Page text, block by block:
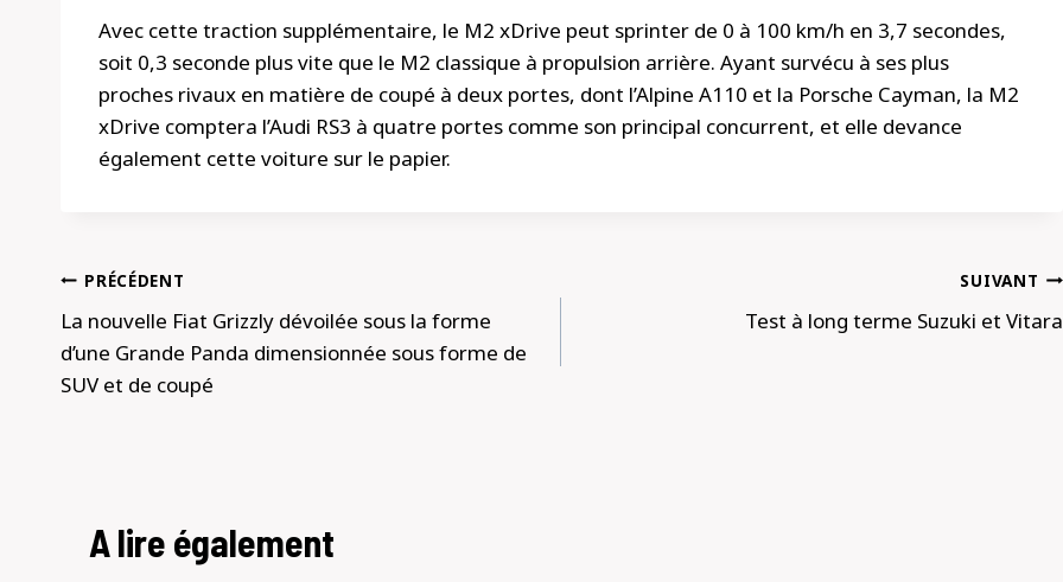
Avec cette traction supplémentaire, le M2 xDrive peut sprinter de 0 à 100 km/h en 3,7 secondes,
soit 0,3 seconde plus vite que le M2 classique à propulsion arrière. Ayant survécu à ses plus
proches rivaux en matière de coupé à deux portes, dont l’Alpine A110 et la Porsche Cayman, la M2
xDrive comptera l’Audi RS3 à quatre portes comme son principal concurrent, et elle devance
également cette voiture sur le papier.
Navigation
de
l’article
PRÉCÉDENT
La nouvelle Fiat Grizzly dévoilée sous la forme
d’une Grande Panda dimensionnée sous forme de
SUV et de coupé
SUIVANT
Test à long terme Suzuki et Vitara
A lire également